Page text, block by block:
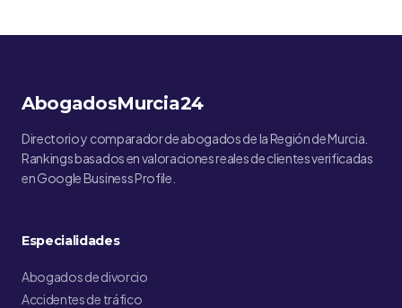
AbogadosMurcia24
Directorio y comparador de abogados de la Región de Murcia.
Rankings basados en valoraciones reales de clientes verificadas
en Google Business Profile.
Especialidades
Abogados de divorcio
Accidentes de tráfico